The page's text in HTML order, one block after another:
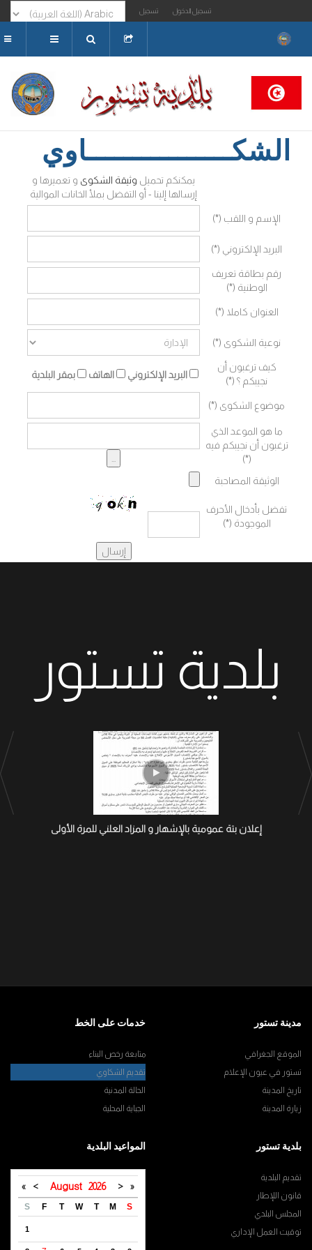
تسجيل الدخول تسجيل
البحث...
الشكــــــــــــــــاوي
يمكنكم تحميل وثيقة الشكوى و تعميرها و
إرسالها إلينا - أو التفضل بملأ الخانات الموالية
الإسم و اللقب (*)
البريد الإلكتروني (*)
رقم بطاقة تعريف
الوطنية (*)
العنوان كاملا (*)
نوعية الشكوى (*)
كيف ترغبون أن
نجيبكم ؟ (*)
البريد الإلكتروني الهاتف بمقر البلدية
موضوع الشكوى (*)
ما هو الموعد الذي
ترغبون أن نجيبكم فيه
(*)
الوثيقة المصاحبة
تفضل بأدخال الأحرف
الموجودة (*)
بلدية تستور
إعلان بتة عمومية بالإشهار و المزاد العلني للمرة الأولى
مدينة تستور
الموقع الجغرافي
تستور في عيون الإعلام
تاريخ المدينة
زيارة المدينة
خدمات على الخط
متابعة رخص البناء
تقديم الشكاوي
الحالة المدنية
الجباية المحلية
بلدية تستور
تقديم البلدية
قانون اللإطار
المجلس البلدي
توقيت العمل الإداري
المواعيد البلدية
«
<
August 2026
>
»
S
M
T
W
T
F
S
1